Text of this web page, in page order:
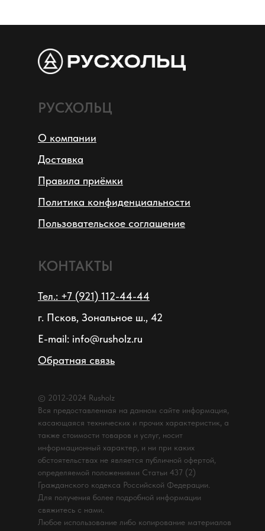
© 2012-2024 Rusholz
Вся предоставленная на данном сайте информация,
касающаяся технических и прочих характеристик, а
также стоимости товаров и услуг, носит
информационный характер, и ни при каких
обстоятельствах не является публичной офертой,
определяемой положениями Статьи 437 (2)
Гражданского кодекса Российской Федерации.
Для получения более подробной информации
свяжитесь с нами.
Любое использование либо копирование материалов
РУСХОЛЬЦ
О компании
Доставка
Правила приёмки
Политика конфиденциальности
Пользовательское соглашение
КОНТАКТЫ
Тел.: +7 (921) 112-44-44
г. Псков, Зональное ш., 42
E-mail: info@rusholz.ru
Обратная связь